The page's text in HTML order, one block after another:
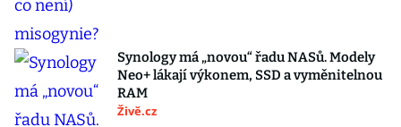
Synology má „novou“ řadu NASů. Modely
Neo+ lákají výkonem, SSD a vyměnitelnou
RAM
Živě.cz